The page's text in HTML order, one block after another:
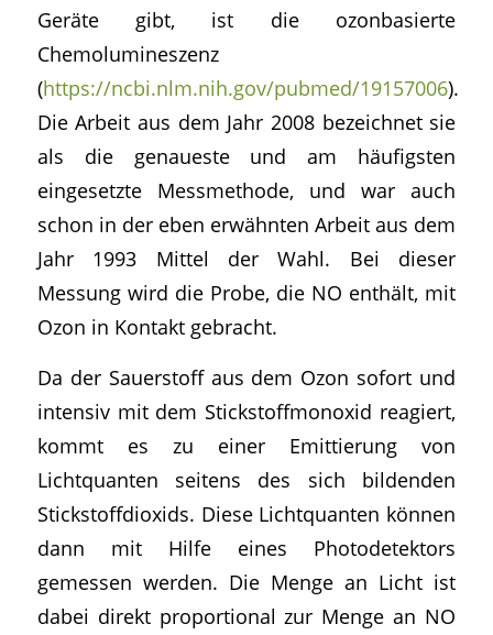
Geräte gibt, ist die ozonbasierte
Chemolumineszenz
(https://ncbi.nlm.nih.gov/pubmed/19157006).
Die Arbeit aus dem Jahr 2008 bezeichnet sie
als die genaueste und am häufigsten
eingesetzte Messmethode, und war auch
schon in der eben erwähnten Arbeit aus dem
Jahr 1993 Mittel der Wahl. Bei dieser
Messung wird die Probe, die NO enthält, mit
Ozon in Kontakt gebracht.
Da der Sauerstoff aus dem Ozon sofort und
intensiv mit dem Stickstoffmonoxid reagiert,
kommt es zu einer Emittierung von
Lichtquanten seitens des sich bildenden
Stickstoffdioxids. Diese Lichtquanten können
dann mit Hilfe eines Photodetektors
gemessen werden. Die Menge an Licht ist
dabei direkt proportional zur Menge an NO